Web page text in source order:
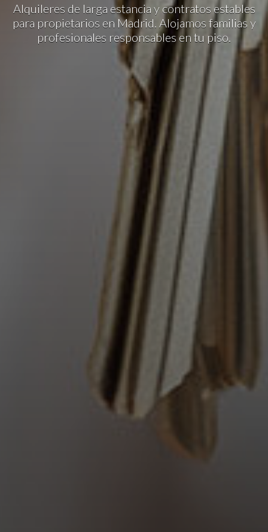
Alquileres de larga estancia y contratos estables
para propietarios en Madrid. Alojamos familias y
profesionales responsables en tu piso.